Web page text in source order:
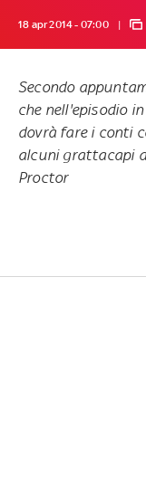
18 apr 2014 - 07:00
Secondo
che nell'episodio
dovrà fare i conti
alcuni grattacapi
Proctor